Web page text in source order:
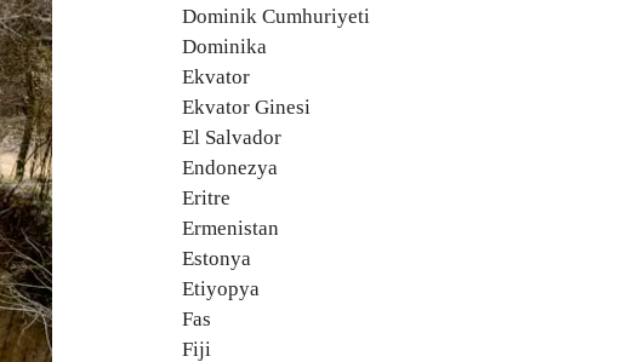
Dominik Cumhuriyeti
Dominika
Ekvator
Ekvator Ginesi
El Salvador
Endonezya
Eritre
Ermenistan
Estonya
Etiyopya
Fas
Fiji